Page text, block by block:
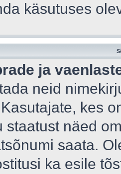
käsutuses
ja
neid
kes
staatust näed
saata.
ka esile